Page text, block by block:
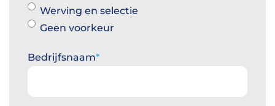
Werving en selectie
Geen voorkeur
Bedrijfsnaam